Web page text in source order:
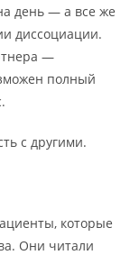
день — а все же
диссоциации.
—
полный
с другими.
которые
Они читали